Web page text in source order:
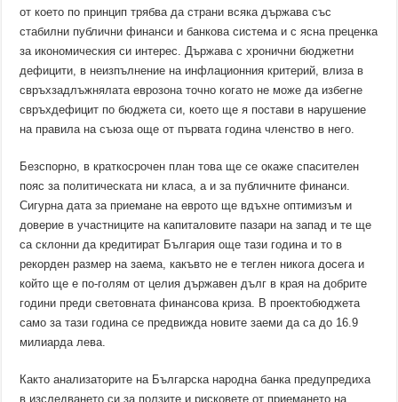
от което по принцип трябва да страни всяка държава със
стабилни публични финанси и банкова система и с ясна преценка
за икономическия си интерес. Държава с хронични бюджетни
дефицити, в неизпълнение на инфлационния критерий, влиза в
свръхзадлъжнялата еврозона точно когато не може да избегне
свръхдефицит по бюджета си, което ще я постави в нарушение
на правила на съюза още от първата година членство в него.
Безспорно, в краткосрочен план това ще се окаже спасителен
пояс за политическата ни класа, а и за публичните финанси.
Сигурна дата за приемане на еврото ще вдъхне оптимизъм и
доверие в участниците на капиталовите пазари на запад и те ще
са склонни да кредитират България още тази година и то в
рекорден размер на заема, какъвто не е теглен никога досега и
който ще е по-голям от целия държавен дълг в края на добрите
години преди световната финансова криза. В проектобюджета
само за тази година се предвижда новите заеми да са до 16.9
милиарда лева.
Както анализаторите на Българска народна банка предупредиха
в изследването си за ползите и рисковете от приемането на